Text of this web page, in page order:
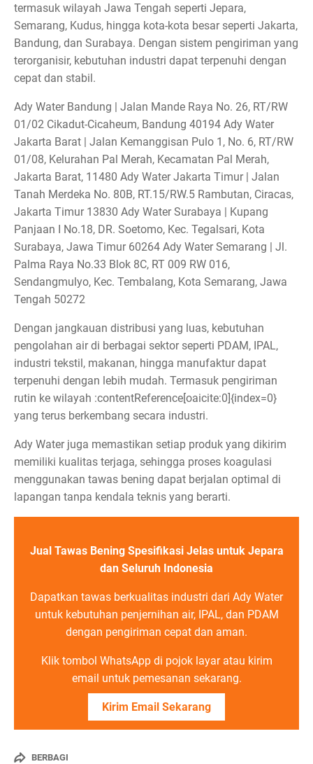
termasuk wilayah Jawa Tengah seperti Jepara,
Semarang, Kudus, hingga kota-kota besar seperti Jakarta,
Bandung, dan Surabaya. Dengan sistem pengiriman yang
terorganisir, kebutuhan industri dapat terpenuhi dengan
cepat dan stabil.
Ady Water Bandung | Jalan Mande Raya No. 26, RT/RW
01/02 Cikadut-Cicaheum, Bandung 40194 Ady Water
Jakarta Barat | Jalan Kemanggisan Pulo 1, No. 6, RT/RW
01/08, Kelurahan Pal Merah, Kecamatan Pal Merah,
Jakarta Barat, 11480 Ady Water Jakarta Timur | Jalan
Tanah Merdeka No. 80B, RT.15/RW.5 Rambutan, Ciracas,
Jakarta Timur 13830 Ady Water Surabaya | Kupang
Panjaan I No.18, DR. Soetomo, Kec. Tegalsari, Kota
Surabaya, Jawa Timur 60264 Ady Water Semarang | Jl.
Palma Raya No.33 Blok 8C, RT 009 RW 016,
Sendangmulyo, Kec. Tembalang, Kota Semarang, Jawa
Tengah 50272
Dengan jangkauan distribusi yang luas, kebutuhan
pengolahan air di berbagai sektor seperti PDAM, IPAL,
industri tekstil, makanan, hingga manufaktur dapat
terpenuhi dengan lebih mudah. Termasuk pengiriman
rutin ke wilayah :contentReference[oaicite:0]{index=0}
yang terus berkembang secara industri.
Ady Water juga memastikan setiap produk yang dikirim
memiliki kualitas terjaga, sehingga proses koagulasi
menggunakan tawas bening dapat berjalan optimal di
lapangan tanpa kendala teknis yang berarti.
Jual Tawas Bening Spesifikasi Jelas untuk Jepara
dan Seluruh Indonesia
Dapatkan tawas berkualitas industri dari Ady Water
untuk kebutuhan penjernihan air, IPAL, dan PDAM
dengan pengiriman cepat dan aman.
Klik tombol WhatsApp di pojok layar atau kirim
email untuk pemesanan sekarang.
Kirim Email Sekarang
BERBAGI